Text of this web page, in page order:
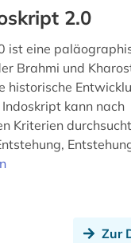
2.0
ist eine
Brahmi und
historische
kann nach
Kriterien
Zur